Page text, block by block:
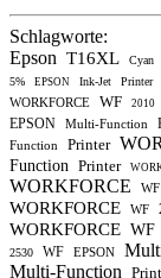
Schlagworte:
Epson T16XL Cyan
5% EPSON Ink-Jet Printer
WORKFORCE WF 2010
EPSON Multi-Function
Function
Printer
Function Printer
WORKFORCE WF
WORKFORCE WF
WORKFORCE WF
2530 WF EPSON
Multi-Function